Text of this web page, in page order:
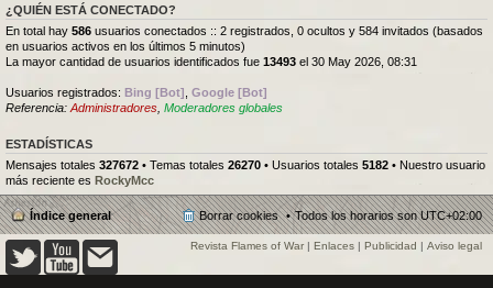
¿QUIÉN ESTÁ CONECTADO?
En total hay 586 usuarios conectados :: 2 registrados, 0 ocultos y 584 invitados (basados
en usuarios activos en los últimos 5 minutos)
La mayor cantidad de usuarios identificados fue 13493 el 30 May 2026, 08:31
Usuarios registrados: Bing [Bot] Google [Bot]
Referencia: Administradores Moderadores globales
ESTADÍSTICAS
Mensajes totales 327672 • Temas totales 26270 • Usuarios totales 5182 • Nuestro usuario
más reciente es RockyMcc
Índice general Todos los horarios sonUTC+02:00
Borrar cookies
Revista Flames of War | Enlaces | Publicidad | Aviso legal